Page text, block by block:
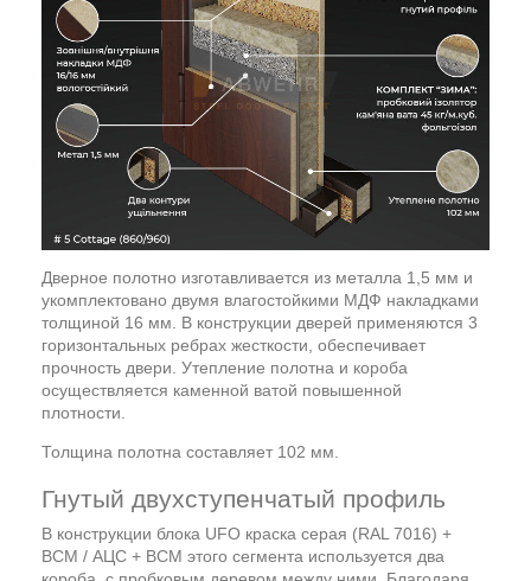
Дверное полотно изготавливается из металла 1,5 мм и
укомплектовано двумя влагостойкими МДФ накладками
толщиной 16 мм. В конструкции дверей применяются 3
горизонтальных ребрах жесткости, обеспечивает
прочность двери. Утепление полотна и короба
осуществляется каменной ватой повышенной
плотности.
Толщина полотна составляет 102 мм.
Гнутый двухступенчатый профиль
В конструкции блока UFO краска серая (RAL 7016) +
ВСМ / АЦС + ВСМ этого сегмента используется два